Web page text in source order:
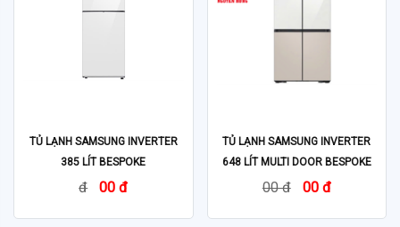
TỦ LẠNH SAMSUNG INVERTER
385 LÍT BESPOKE
RT38CB668412SV
đ 00 đ
TỦ LẠNH SAMSUNG INVERTER
648 LÍT MULTI DOOR BESPOKE
RF59CB66F8S/SV
00 đ 00 đ